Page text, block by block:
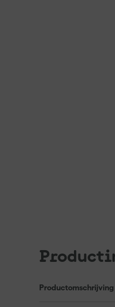
Productomschrijving